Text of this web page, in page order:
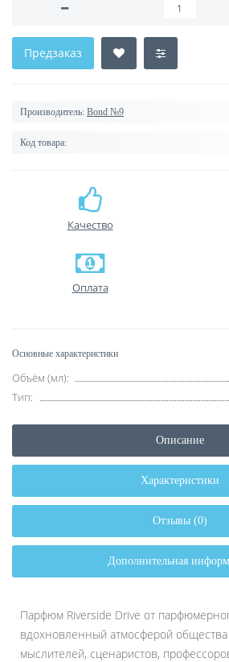
Предзаказ
Производитель: Bond №9
Код товара:
Качество
Оплата
Основные характеристики
Объём (мл):
Тип:
Описание
Характеристики
Отзывы (0)
Дополнительная
Парфюм Riverside Drive от
вдохновленный атмосферой
мыслителей, сценаристов,